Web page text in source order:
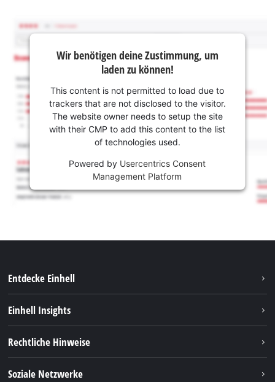
Wir benötigen deine Zustimmung, um
laden zu können!
This content is not permitted to load due to
trackers that are not disclosed to the visitor.
The website owner needs to setup the site
with their CMP to add this content to the list
of technologies used.
Powered by Usercentrics Consent
Management Platform
Entdecke Einhell
Akkusystem
Einhell Insights
Rechtliche Hinweise
Soziale Netzwerke